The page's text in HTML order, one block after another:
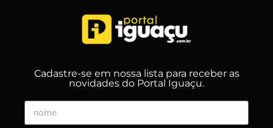
Cadastre-se em nossa lista para receber as
novidades do Portal Iguaçu.